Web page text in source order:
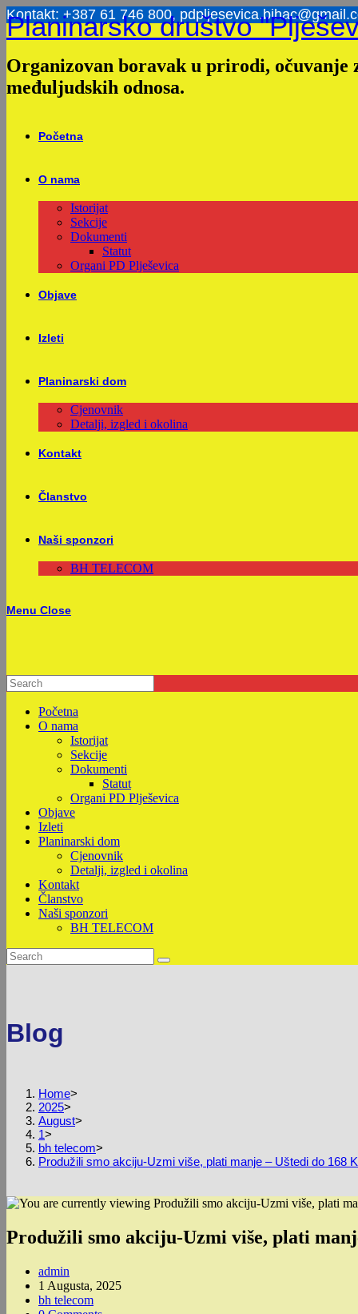
Skip
to
content
Kontakt: +387 61 746 800,
Planinarsko društvo
Organizovan boravak u prirodi,
međuljudskih odnosa.
Početna
O nama
Istorijat
Sekcije
Dokumenti
Statut
Organi PD Plješevica
Objave
Izleti
Planinarski dom
Cjenovnik
Detalji, izgled i okolina
Kontakt
Članstvo
Naši sponzori
BH TELECOM
Menu Close
Početna
O nama
Istorijat
Sekcije
Dokumenti
Statut
Organi PD Plješevica
Objave
Izleti
Planinarski dom
Cjenovnik
Detalji, izgled i okolina
Kontakt
Članstvo
Naši sponzori
BH TELECOM
Blog
Home>
2025>
August>
1>
bh telecom>
Produžili smo akciju-Uzmi više, plati manje – Uštedi do 168
Produžili smo akciju-Uzmi više, plati
Post
author:
admin
Post
published:
1 Augusta, 2025
Post
bh telecom